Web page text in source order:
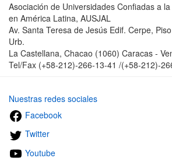
Asociación de Universidades Confiadas a
en América Latina, AUSJAL
Av. Santa Teresa de Jesús Edif. Cerpe,
Urb.
La Castellana, Chacao (1060) Caracas -
Tel/Fax (+58-212)-266-13-41 /(+58-212)-
Nuestras redes sociales
Facebook
Twitter
Youtube